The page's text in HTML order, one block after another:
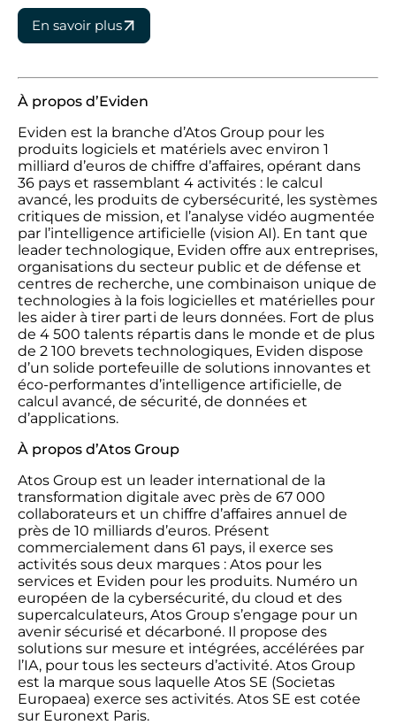
En savoir plus
À propos d’Eviden
Eviden est la branche d’Atos Group pour les
produits logiciels et matériels avec environ 1
milliard d’euros de chiffre d’affaires, opérant dans
36 pays et rassemblant 4 activités : le calcul
avancé, les produits de cybersécurité, les systèmes
critiques de mission, et l’analyse vidéo augmentée
par l’intelligence artificielle (vision AI). En tant que
leader technologique, Eviden offre aux entreprises,
organisations du secteur public et de défense et
centres de recherche, une combinaison unique de
technologies à la fois logicielles et matérielles pour
les aider à tirer parti de leurs données. Fort de plus
de 4 500 talents répartis dans le monde et de plus
de 2 100 brevets technologiques, Eviden dispose
d’un solide portefeuille de solutions innovantes et
éco-performantes d’intelligence artificielle, de
calcul avancé, de sécurité, de données et
d’applications.
À propos d’Atos Group
Atos Group est un leader international de la
transformation digitale avec près de 67 000
collaborateurs et un chiffre d’affaires annuel de
près de 10 milliards d’euros. Présent
commercialement dans 61 pays, il exerce ses
activités sous deux marques : Atos pour les
services et Eviden pour les produits. Numéro un
européen de la cybersécurité, du cloud et des
supercalculateurs, Atos Group s’engage pour un
avenir sécurisé et décarboné. Il propose des
solutions sur mesure et intégrées, accélérées par
l’IA, pour tous les secteurs d’activité. Atos Group
est la marque sous laquelle Atos SE (Societas
Europaea) exerce ses activités. Atos SE est cotée
sur Euronext Paris.